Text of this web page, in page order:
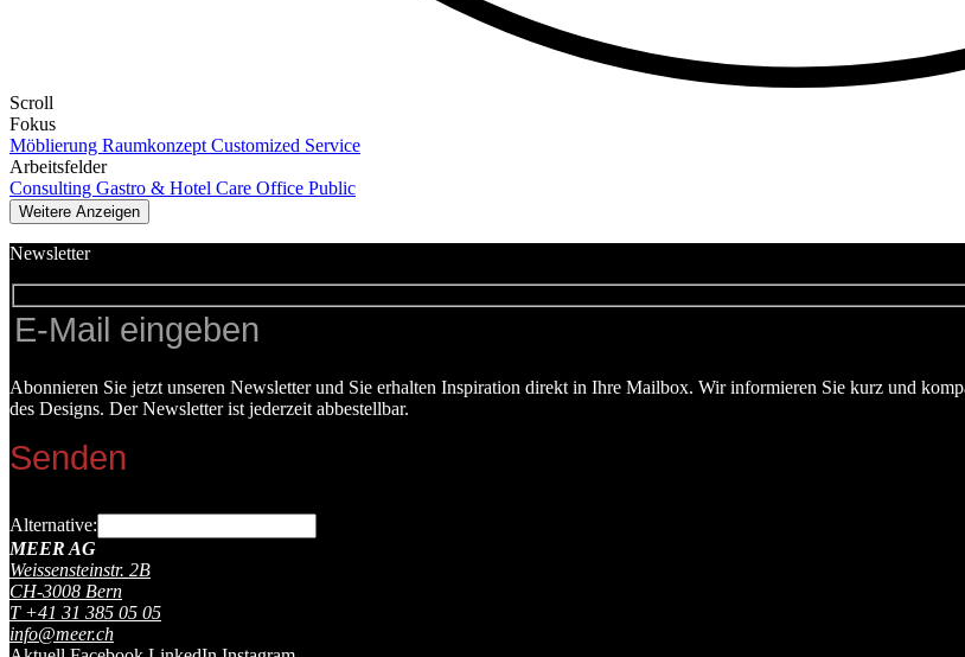
Scroll
Fokus
Möblierung Raumkonzept Customized Service
Arbeitsfelder
Consulting Gastro & Hotel Care Office Public
Weitere Anzeigen
Newsletter
Abonnieren Sie jetzt unseren Newsletter und Sie erhalten Inspiration direkt in Ihre Mailbox. Wir informieren Sie kurz und
des Designs. Der Newsletter ist jederzeit abbestellbar.
Alternative:
MEER AG
Weissensteinstr. 2B
CH-3008 Bern
T +41 31 385 05 05
info@meer.ch